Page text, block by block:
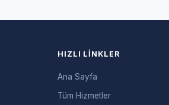
HIZLI LINKLER
Ana Sayfa
Tüm Hizmetler